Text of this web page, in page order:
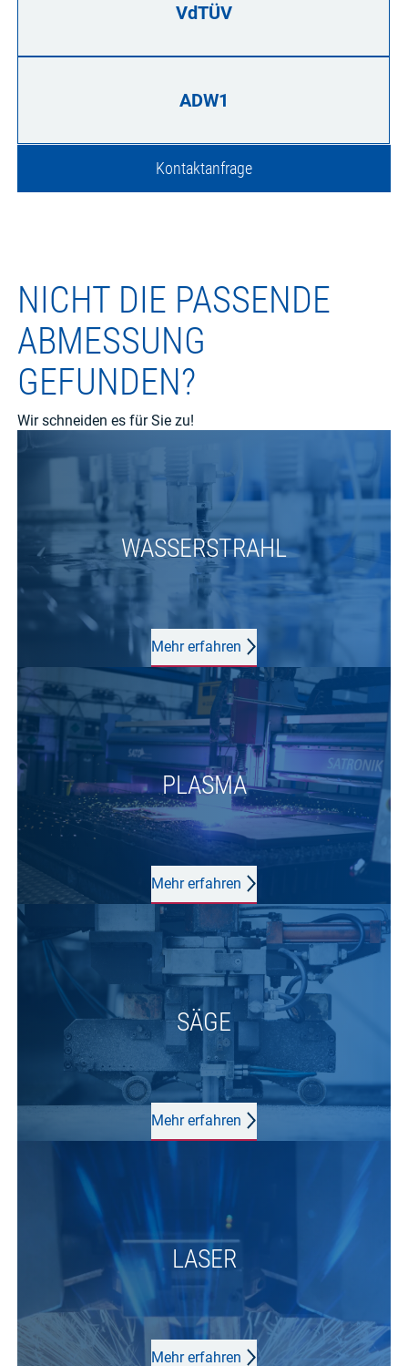
VdTÜV
ADW1
Kontaktanfrage
NICHT DIE PASSENDE
ABMESSUNG
GEFUNDEN?
Wir schneiden es für Sie zu!
WASSERSTRAHL
Mehr erfahren
PLASMA
Mehr erfahren
SÄGE
Mehr erfahren
LASER
Mehr erfahren